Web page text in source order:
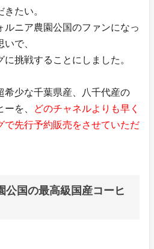
たい。
ルニア農園公国のファンになっ
で、
挑戦することにしました。
希少な千葉県産、八千代産の
を、
どのチャネルよりも早く
で先行予約販売をさせていただ
公国の最高級国産コーヒ